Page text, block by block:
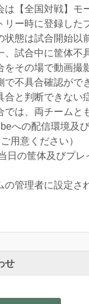
【全国対戦】モ
ー時に登録した
態は試合開始以
試合中に筐体不
その場で動画撮
不具合確認がで
と判断できない
は、両チームと
への配信環境及
用意ください）
の筐体及びプレ
管理者に設定さ
せ